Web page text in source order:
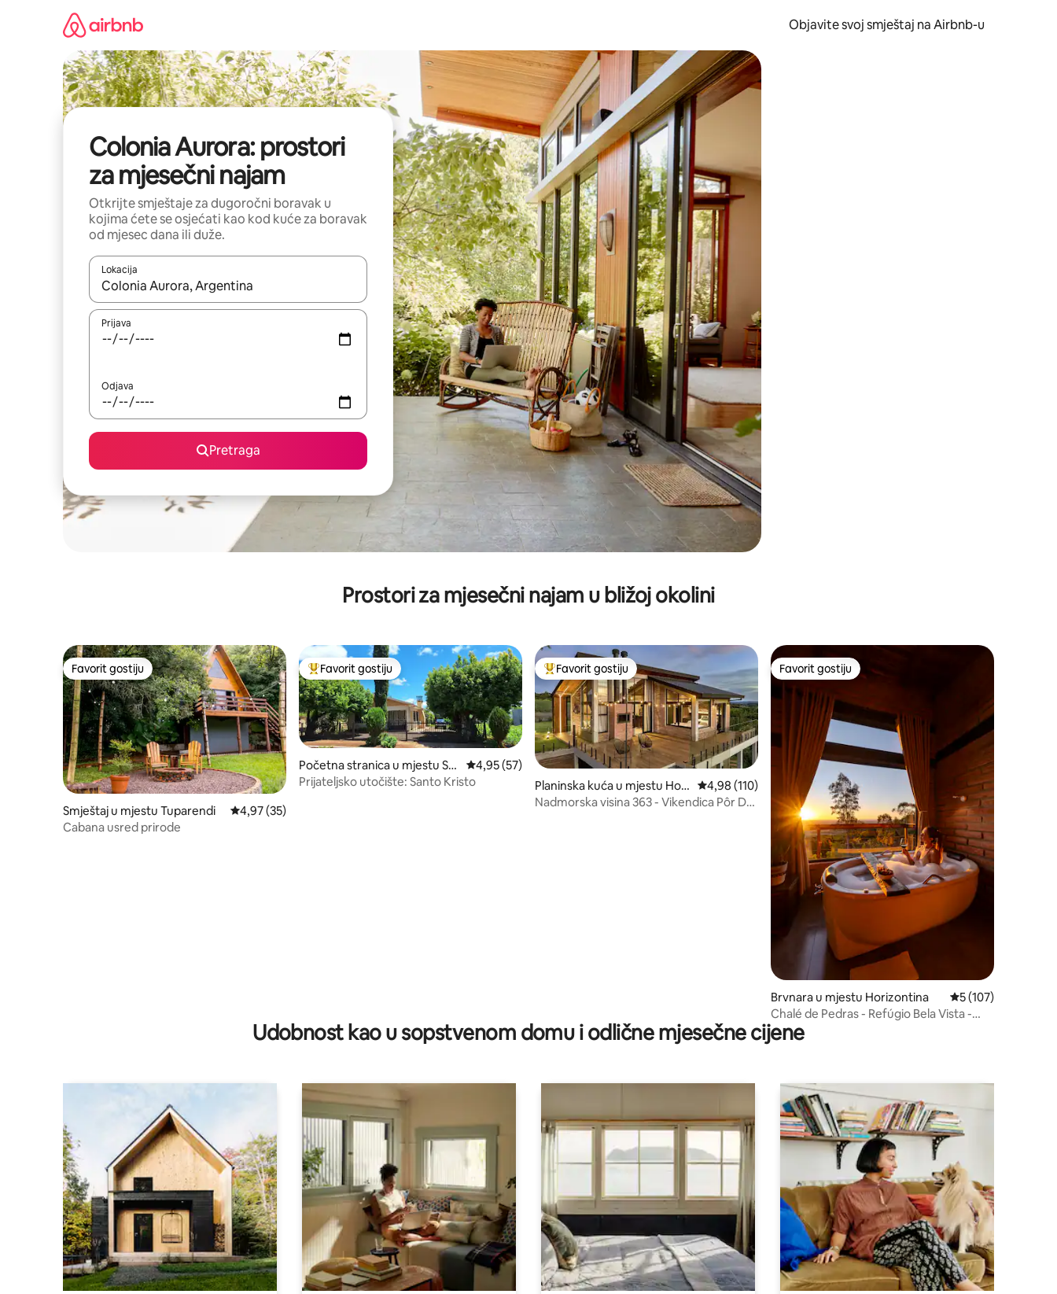
Objavite svoj smještaj na Airbnb-u
Colonia Aurora: prostori
za mjesečni najam
Otkrijte smještaje za dugoročni boravak u
kojima ćete se osjećati kao kod kuće za boravak
od mjesec dana ili duže.
Lokacija
Kad su rezultati dostupni, možete da se krećete kroz njih pomoću strelica nagore i nadolje, kao i da ih istražujte dodirom ili prevlačenjem.
Prijava
Odjava
Pretraga
Prostori za mjesečni najam u bližoj okolini
Favorit gostiju
Favorit gostiju
Smještaj u mjestu Tuparendi prosječna ocjena 4,97 od 5, recenzija: 35
4,97 (35)
Cabana usred prirode
Glavni favorit gostiju
Favorit gostiju
Početna stranica u mjestu Sa
nto Cristo
prosječna ocjena 4,95 od 5, recenzija: 57
4,95 (57)
Prijateljsko utočište: Santo Kristo
Glavni favorit gostiju
Favorit gostiju
Planinska kuća u mjestu Hori
zontina
prosječna ocjena 4,98 od 5, recenzija: 110
4,98 (110)
Nadmorska visina 363 - Vikendica Pôr Do
Favorit gostiju
Favorit gostiju
Brvnara u mjestu Horizontina prosječna ocjena 5
5 (107)
Chalé de Pedras - Refúgio Bela Vista -
Horizontina
Udobnost kao u sopstvenom domu i odlične mjesečne cijene